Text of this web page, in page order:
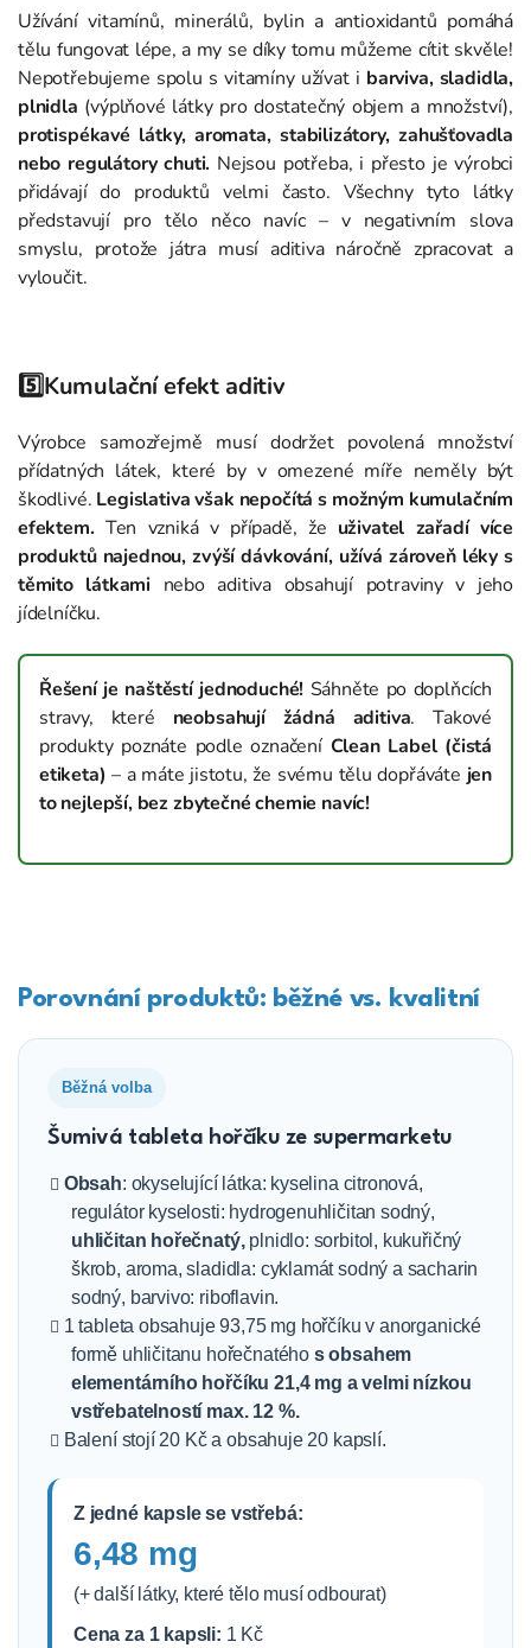
Užívání vitamínů, minerálů, bylin a antioxidantů pomáhá
tělu fungovat lépe, a my se díky tomu můžeme cítit skvěle!
Nepotřebujeme spolu s vitamíny užívat i barviva, sladidla,
plnidla (výplňové látky pro dostatečný objem a množství),
protispékavé látky, aromata, stabilizátory, zahušťovadla
nebo regulátory chuti. Nejsou potřeba, i přesto je výrobci
přidávají do produktů velmi často. Všechny tyto látky
představují pro tělo něco navíc – v negativním slova
smyslu, protože játra musí aditiva náročně zpracovat a
vyloučit.
5️⃣Kumulační efekt aditiv
Výrobce samozřejmě musí dodržet povolená množství
přídatných látek, které by v omezené míře neměly být
škodlivé. Legislativa však nepočítá s možným kumulačním
efektem. Ten vzniká v případě, že uživatel zařadí více
produktů najednou, zvýší dávkování, užívá zároveň léky s
těmito látkami nebo aditiva obsahují potraviny v jeho
jídelníčku.
Řešení je naštěstí jednoduché! Sáhněte po doplňcích
stravy, které neobsahují žádná aditiva. Takové
produkty poznáte podle označení Clean Label (čistá
etiketa) – a máte jistotu, že svému tělu dopřáváte jen
to nejlepší, bez zbytečné chemie navíc!
Porovnání produktů: běžné vs. kvalitní
Běžná volba
Šumivá tableta hořčíku ze supermarketu
Obsah: okyselující látka: kyselina citronová,
regulátor kyselosti: hydrogenuhličitan sodný,
uhličitan hořečnatý,plnidlo: sorbitol, kukuřičný
škrob, aroma, sladidla: cyklamát sodný a sacharin
sodný, barvivo: riboflavin.
1 tableta obsahuje 93,75 mg hořčíku v anorganické
formě uhličitanu hořečnatého s obsahem
elementárního hořčíku 21,4 mg a velmi nízkou
vstřebatelností max. 12 %.
Balení stojí 20 Kč a obsahuje 20 kapslí.
Z jedné kapsle se vstřebá:
6,48 mg
(+ další látky, které tělo musí odbourat)
Cena za 1 kapsli: 1 Kč